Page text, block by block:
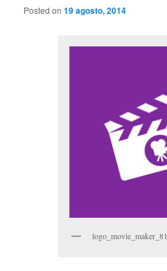
Posted on19 agosto, 2014
logo_movie_maker_81